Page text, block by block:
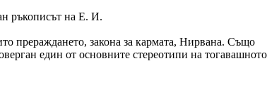
ръкописът на Е. И.
прераждането, закона за кармата, Нирвана. Също
един от основните стереотипи на тогавашното